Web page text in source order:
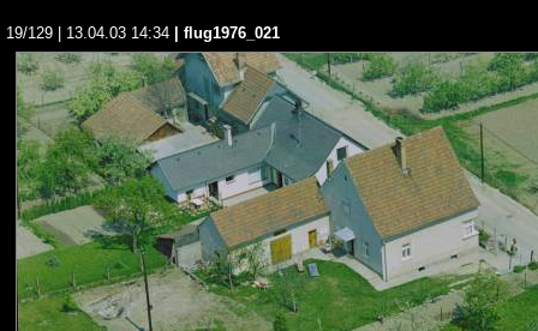
19/129 | 13.04.03 14:34 | flug1976_021